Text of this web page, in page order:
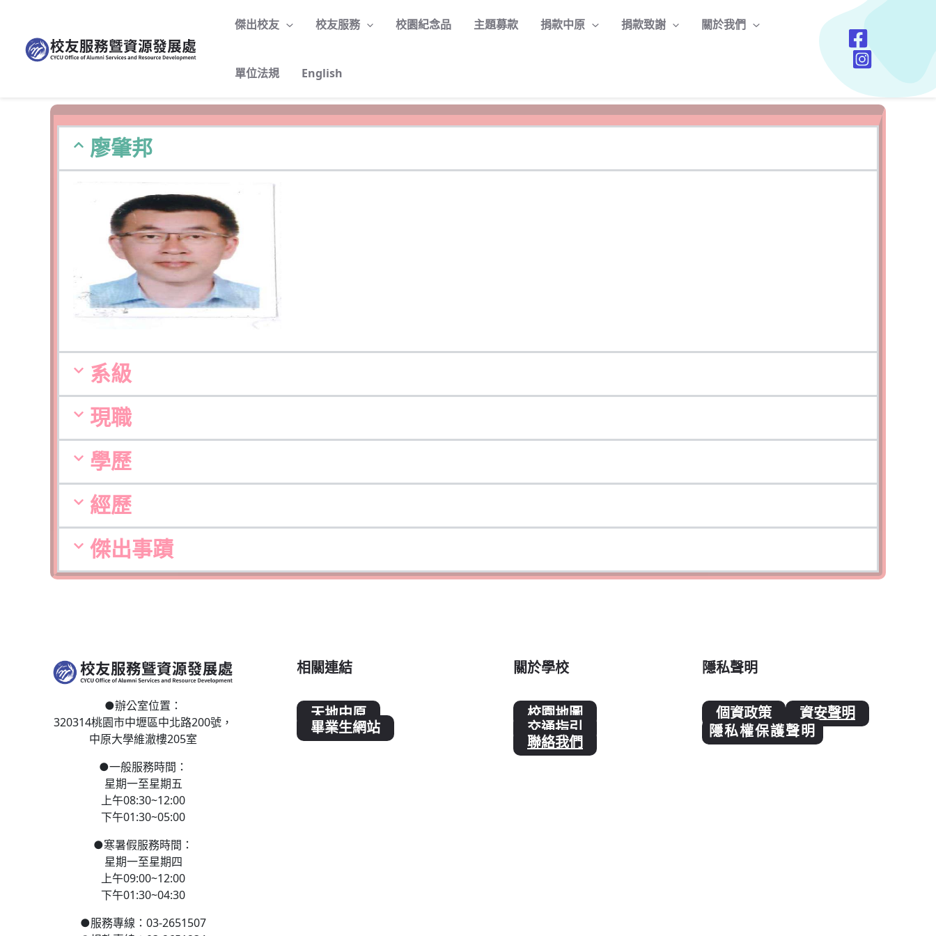
傑出校友 校友服務 校園紀念品 主題募款 捐款中原 捐款致謝 關於我們
單位法規 English
廖肇邦
系級
現職
學歷
經歷
傑出事蹟
●辦公室位置：
320314桃園市中壢區中北路200號，
中原大學維澈樓205室
●一般服務時間：
星期一至星期五
上午08:30~12:00
下午01:30~05:00
●寒暑假服務時間：
星期一至星期四
上午09:00~12:00
下午01:30~04:30
●服務專線：03-2651507
相關連結
天地中原
畢業生網站
關於學校
校園地圖
交通指引
聯絡我們
隱私聲明
個資政策
資安聲明
隱私權保護聲明